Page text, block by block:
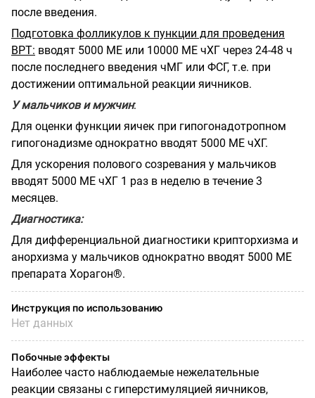
после введения.
Подготовка фолликулов к пункции для проведения
ВРТ: вводят 5000 ME или 10000 ME чХГ через 24-48 ч
после последнего введения чМГ или ФСГ, т.е. при
достижении оптимальной реакции яичников.
У мальчиков и мужчин:
Для оценки функции яичек при гипогонадотропном
гипогонадизме однократно вводят 5000 ME чХГ.
Для ускорения полового созревания у мальчиков
вводят 5000 ME чХГ 1 раз в неделю в течение 3
месяцев.
Диагностика:
Для дифференциальной диагностики крипторхизма и
анорхизма у мальчиков однократно вводят 5000 ME
препарата Хорагон®.
Инструкция по использованию
Нет данных
Побочные эффекты
Наиболее часто наблюдаемые нежелательные
реакции связаны с гиперстимуляцией яичников,